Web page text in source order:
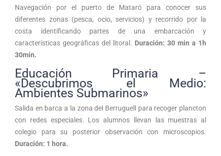
Navegación por el puerto de Mataró para conocer sus
diferentes zonas (pesca, ocio, servicios) y recorrido por la
costa identificando partes de una embarcación y
características geográficas del litoral. Duración: 30 min a 1h
30min.
Educación Primaria –
«Descubrimos el Medio:
Ambientes Submarinos»
Salida en barca a la zona del Berruguell para recoger plancton
con redes especiales. Los alumnos llevan las muestras al
colegio para su posterior observación con microscopios.
Duración: 1 hora.